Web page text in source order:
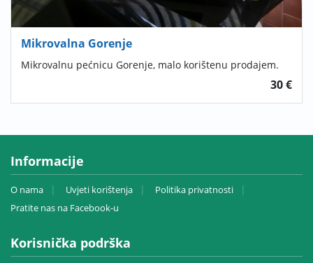
Mikrovalna Gorenje
Mikrovalnu pećnicu Gorenje, malo korištenu prodajem.
30 €
Informacije
O nama Uvjeti korištenja
Politika privatnosti
Pratite nas na Facebook-u
Korisnička podrška